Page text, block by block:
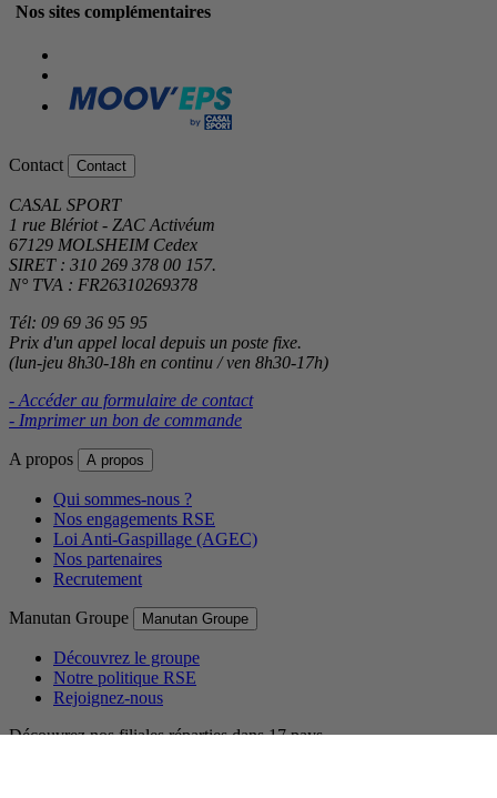
Nos sites complémentaires
Contact Contact
CASAL SPORT
1 rue Blériot - ZAC Activéum
67129 MOLSHEIM Cedex
SIRET : 310 269 378 00 157.
N° TVA : FR26310269378
Tél: 09 69 36 95 95
Prix d'un appel local depuis un poste fixe.
(lun-jeu 8h30-18h en continu / ven 8h30-17h)
- Accéder au formulaire de contact
- Imprimer un bon de commande
A propos A propos
Qui sommes-nous ?
Nos engagements RSE
Loi Anti-Gaspillage (AGEC)
Nos partenaires
Recrutement
Manutan Groupe Manutan Groupe
Découvrez le groupe
Notre politique RSE
Rejoignez-nous
Découvrez nos filiales réparties dans 17 pays.